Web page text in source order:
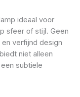
ideaal voor
sfeer of stijl. Geen
verfijnd design
niet alleen
subtiele